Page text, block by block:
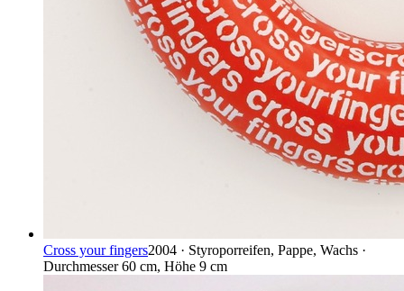
Cross your fingers2004 · Styroporreifen, Pappe, Wachs ·
Durchmesser 60 cm, Höhe 9 cm